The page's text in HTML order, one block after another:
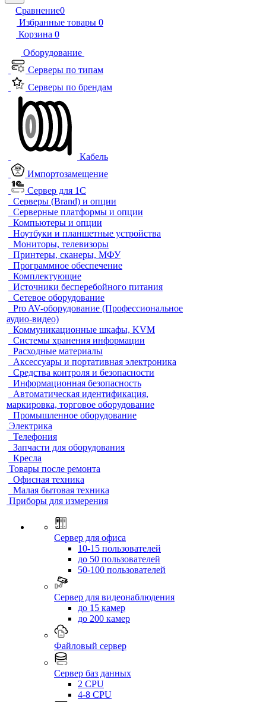
Сравнение0
Избранные товары 0
Корзина 0
Оборудование
Серверы по типам
Серверы по брендам
Кабель
Импортозамещение
Сервер для 1С
Серверы (Brand) и опции
Серверные платформы и опции
Компьютеры и опции
Ноутбуки и планшетные устройства
Мониторы, телевизоры
Принтеры, сканеры, МФУ
Программное обеспечение
Комплектующие
Источники бесперебойного питания
Сетевое оборудование
Pro AV-оборудование (Профессиональное
аудио-видео)
Коммуникационные шкафы, KVM
Системы хранения информации
Расходные материалы
Аксессуары и портативная электроника
Средства контроля и безопасности
Информационная безопасность
Автоматическая идентификация,
маркировка, торговое оборудование
Промышленное оборудование
Электрика
Телефония
Запчасти для оборудования
Кресла
Товары после ремонта
Офисная техника
Малая бытовая техника
Приборы для измерения
Сервер для офиса
10-15 пользователей
до 50 пользователей
50-100 пользователей
Сервер для видеонаблюдения
до 15 камер
до 200 камер
Файловый сервер
Сервер баз данных
2 CPU
4-8 CPU